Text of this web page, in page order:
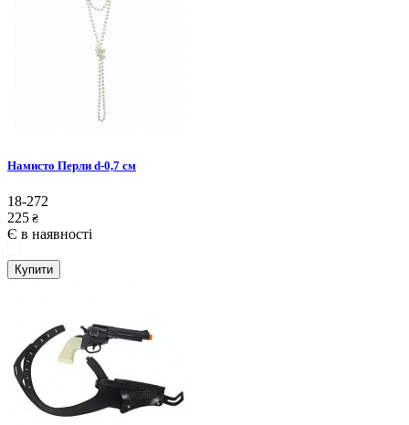
Намисто Перли d-0,7 см
18-272
225 ₴
Є в наявності
Купити